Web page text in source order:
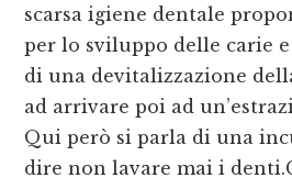
scarsa igiene dentale
per lo sviluppo delle carie
di una devitalizzazione
ad arrivare poi ad
Qui però si parla di una
dire non lavare mai i